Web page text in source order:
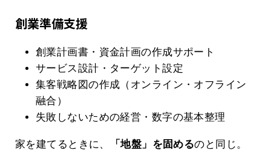
創業準備支援
創業計画書・資金計画の作成サポート
サービス設計・ターゲット設定
集客戦略図の作成（オンライン・オフライン
融合）
失敗しないための経営・数字の基本整理
家を建てるときに、 「地盤」を固めるのと同じ。